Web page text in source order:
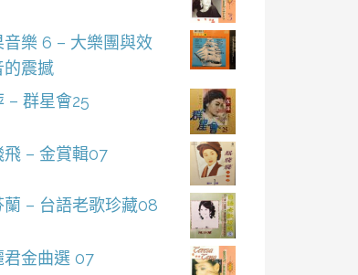
音樂 6 – 大樂團與效
的震撼
– 群星會25
飛 – 金賞輯07
蘭 – 台語老歌珍藏08
君金曲選 07